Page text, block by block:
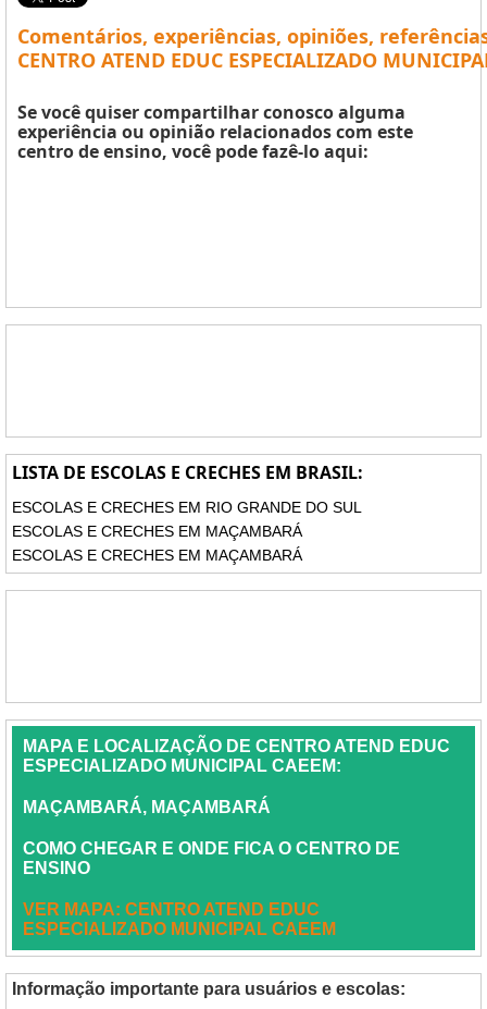
Comentários, experiências, opiniões,
CENTRO ATEND EDUC ESPECIALIZADO
Se você quiser compartilhar conosco alguma
experiência ou opinião relacionados com este
centro de ensino, você pode fazê-lo aqui:
LISTA DE ESCOLAS E CRECHES EM BRASIL:
ESCOLAS E CRECHES EM RIO GRANDE DO SUL
ESCOLAS E CRECHES EM MAÇAMBARÁ
ESCOLAS E CRECHES EM MAÇAMBARÁ
MAPA E LOCALIZAÇÃO DE CENTRO ATEND EDUC
ESPECIALIZADO MUNICIPAL CAEEM:
MAÇAMBARÁ, MAÇAMBARÁ
COMO CHEGAR E ONDE FICA O CENTRO DE
ENSINO
VER MAPA: CENTRO ATEND EDUC
ESPECIALIZADO MUNICIPAL CAEEM
Informação importante para usuários e escolas: